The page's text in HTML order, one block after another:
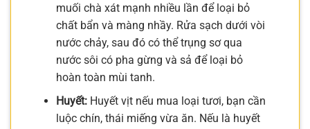
muối chà xát mạnh nhiều lần để loại bỏ
chất bẩn và màng nhầy. Rửa sạch dưới vòi
nước chảy, sau đó có thể trụng sơ qua
nước sôi có pha gừng và sả để loại bỏ
hoàn toàn mùi tanh.
Huyết:Huyết vịt nếu mua loại tươi, bạn cần
luộc chín, thái miếng vừa ăn. Nếu là huyết